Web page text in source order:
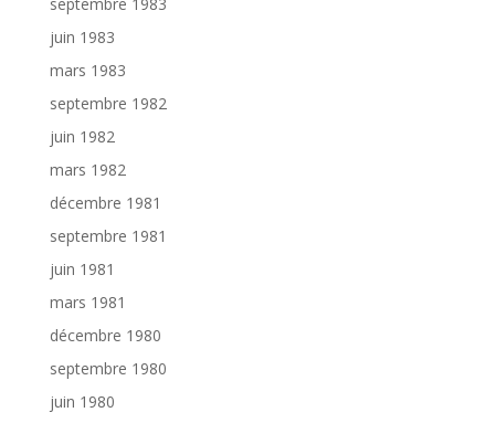
juin 1983
mars 1983
septembre 1982
juin 1982
mars 1982
décembre 1981
septembre 1981
juin 1981
mars 1981
décembre 1980
septembre 1980
juin 1980